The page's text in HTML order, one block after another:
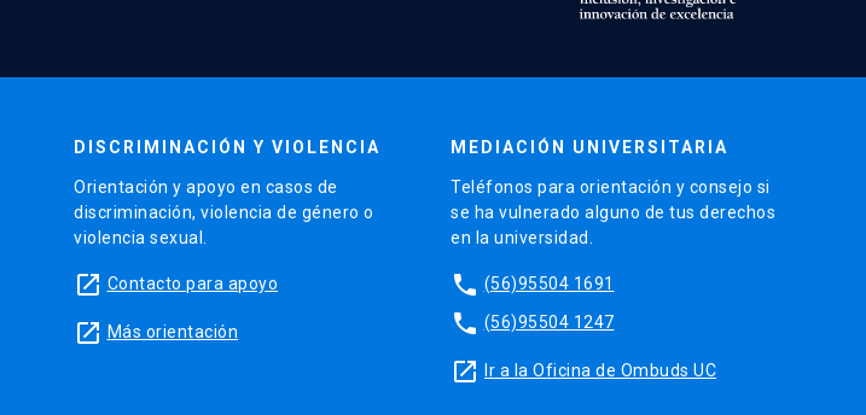
DISCRIMINACIÓN Y VIOLENCIA
Orientación y apoyo en casos de
discriminación, violencia de género o
violencia sexual.
launch Contacto para apoyo
launch Más orientación
MEDIACIÓN UNIVERSITARIA
Teléfonos para orientación y consejo si
se ha vulnerado alguno de tus derechos
en la universidad.
phone (56)95504 1691
phone (56)95504 1247
launch Ir a la Oficina de Ombuds UC